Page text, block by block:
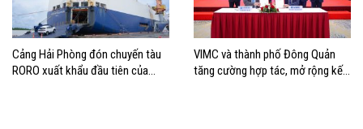
Cảng Hải Phòng đón chuyến tàu
RORO xuất khẩu đầu tiên của
VIMC và thành phố Đông Quản
tăng cường hợp tác, mở rộng kết